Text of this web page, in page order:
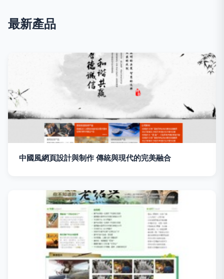
最新產品
中國風網頁設計與制作 傳統與現代的完美融合